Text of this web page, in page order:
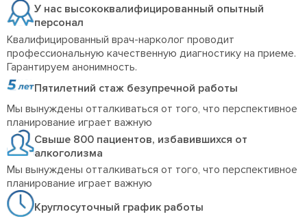
У нас высококвалифицированный опытный
персонал
Квалифицированный врач-нарколог проводит
профессиональную качественную диагностику на приеме.
Гарантируем анонимность.
Пятилетний стаж безупречной работы
Мы вынуждены отталкиваться от того, что перспективное
планирование играет важную
Свыше 800 пациентов, избавившихся от
алкоголизма
Мы вынуждены отталкиваться от того, что перспективное
планирование играет важную
Круглосуточный график работы